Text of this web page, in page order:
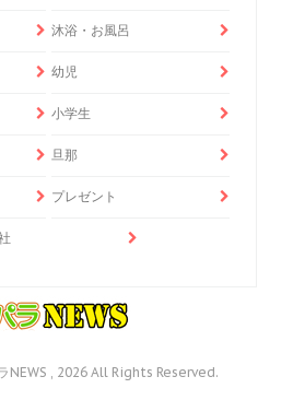
沐浴・お風呂
幼児
小学生
旦那
プレゼント
, 2026 All Rights Reserved.